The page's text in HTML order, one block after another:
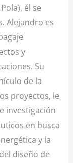
él se
Alejandro es
y
Su
de la
proyectos, le
investigación
en busca
y la
diseño de